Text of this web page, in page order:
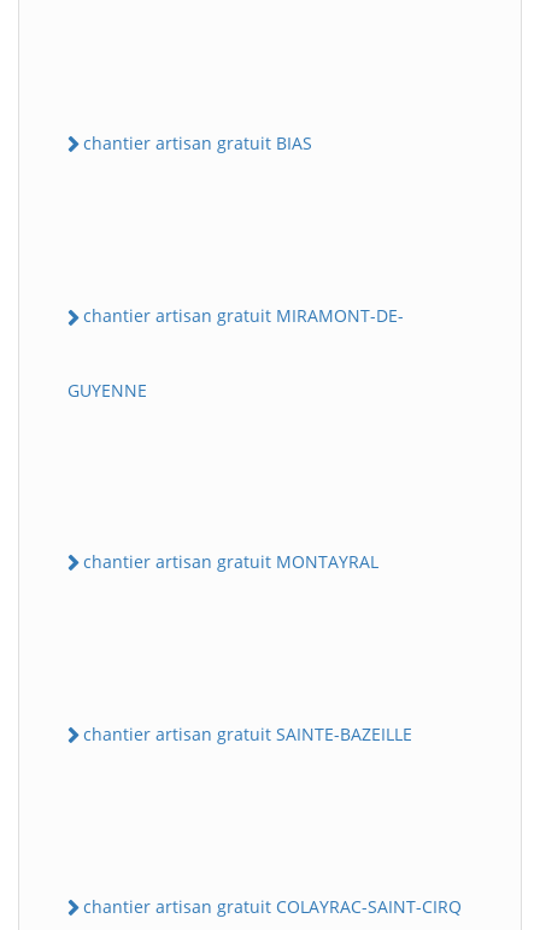
chantier artisan gratuit BIAS
chantier artisan gratuit MIRAMONT-DE-
GUYENNE
chantier artisan gratuit MONTAYRAL
chantier artisan gratuit SAINTE-BAZEILLE
chantier artisan gratuit COLAYRAC-SAINT-CIRQ